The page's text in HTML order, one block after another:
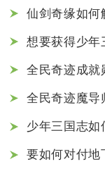
仙剑奇缘如何
想要获得少年
全民奇迹成就
全民奇迹魔导
少年三国志如
要如何对付地